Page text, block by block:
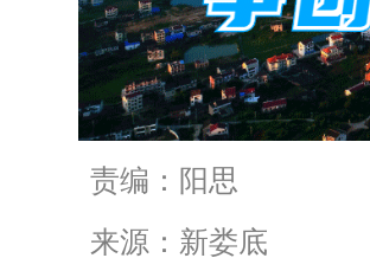
责编：阳思
来源：新娄底